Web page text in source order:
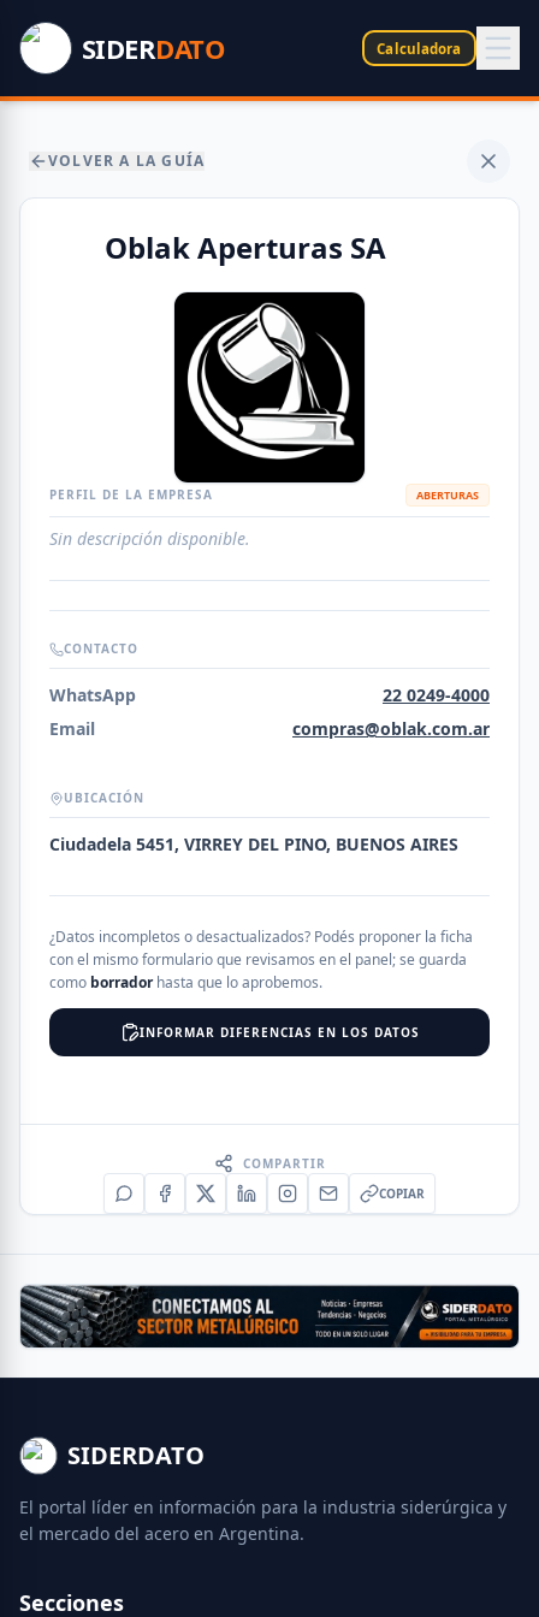
SIDERDATO Calculadora
VOLVER A LA GUÍA
Oblak Aperturas SA
PERFIL DE LA EMPRESA ABERTURAS
Sin descripción disponible.
CONTACTO
WhatsApp
22 0249-4000
Email
compras@oblak.com.ar
UBICACIÓN
Ciudadela 5451, VIRREY DEL PINO, BUENOS AIRES
¿Datos incompletos o desactualizados? Podés proponer la ficha
con el mismo formulario que revisamos en el panel; se guarda
como borradorhasta que lo aprobemos.
INFORMAR DIFERENCIAS EN LOS DATOS
COMPARTIR
COPIAR
SIDERDATO
El portal líder en información para la industria siderúrgica y
el mercado del acero en Argentina.
Secciones